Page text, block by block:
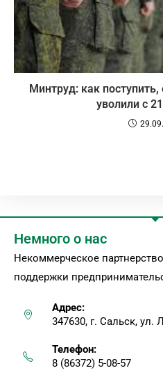
Минтруд: как
уволили с
Немного о нас
Некоммерческое
поддержки
Адрес:
347630, г. Сальск, ул.
Телефон:
8 (86372) 5-08-57